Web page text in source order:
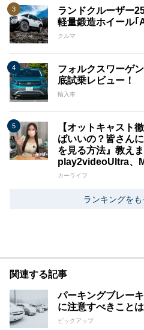
ランドクルーザー
軽量鍛造ホイール｢
クルマ
フォルクスワーゲ
底試乗レビュー！
輸入車
【オットキャスト
ばいいの？皆さん
を見る方法』教え
play2videoUltra、
カーライフ
ランキングを
関連する記事
パーキングブレー
に注意すべきこと
ピックアップ